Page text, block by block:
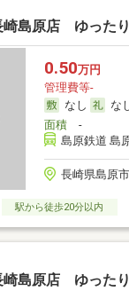
崎島原店 ゆった
0.50万円
管理費等-
なし
な
面積-
島原鉄道 島
長崎県島原
駅から徒歩20分以内
崎島原店 ゆった